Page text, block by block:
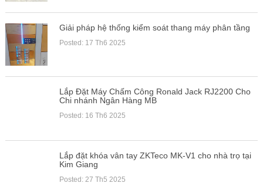
Giải pháp hệ thống kiểm soát thang máy phân tầng
Posted: 17 Th6 2025
Lắp Đặt Máy Chấm Công Ronald Jack RJ2200 Cho
Chi nhánh Ngân Hàng MB
Posted: 16 Th6 2025
Lắp đặt khóa vân tay ZKTeco MK-V1 cho nhà trọ tại
Kim Giang
Posted: 27 Th5 2025